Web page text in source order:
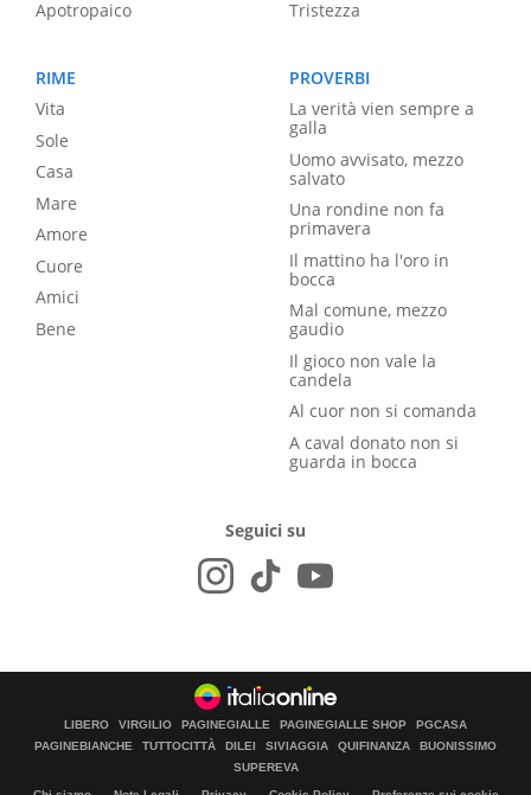
Apotropaico
Tristezza
RIME
Vita
Sole
Casa
Mare
Amore
Cuore
Amici
Bene
PROVERBI
La verità vien sempre a
galla
Uomo avvisato, mezzo
salvato
Una rondine non fa
primavera
Il mattino ha l'oro in
bocca
Mal comune, mezzo
gaudio
Il gioco non vale la
candela
Al cuor non si comanda
A caval donato non si
guarda in bocca
Seguici su
LIBERO VIRGILIO PAGINEGIALLE PAGINEGIALLE SHOP
PGCASA
PAGINEBIANCHE
TUTTOCITTÀ DILEI SIVIAGGIA QUIFINANZA
BUONISSIMO
SUPEREVA